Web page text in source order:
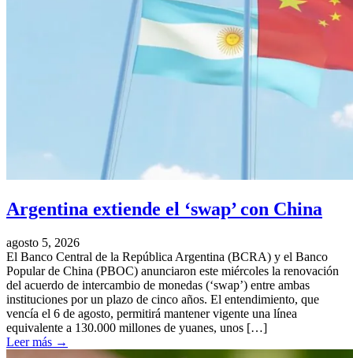
Argentina extiende el ‘swap’ con China
agosto 5, 2026
El Banco Central de la República Argentina (BCRA) y el Banco
Popular de China (PBOC) anunciaron este miércoles la renovación
del acuerdo de intercambio de monedas (‘swap’) entre ambas
instituciones por un plazo de cinco años. El entendimiento, que
vencía el 6 de agosto, permitirá mantener vigente una línea
equivalente a 130.000 millones de yuanes, unos […]
Leer más →